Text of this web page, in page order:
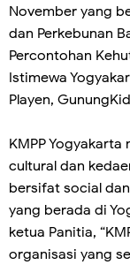
November yang
dan Perkebunan
Percontohan
Istimewa
Playen,
KMPP
cultural dan
bersifat social
yang berada di
ketua Panitia,
organisasi yang